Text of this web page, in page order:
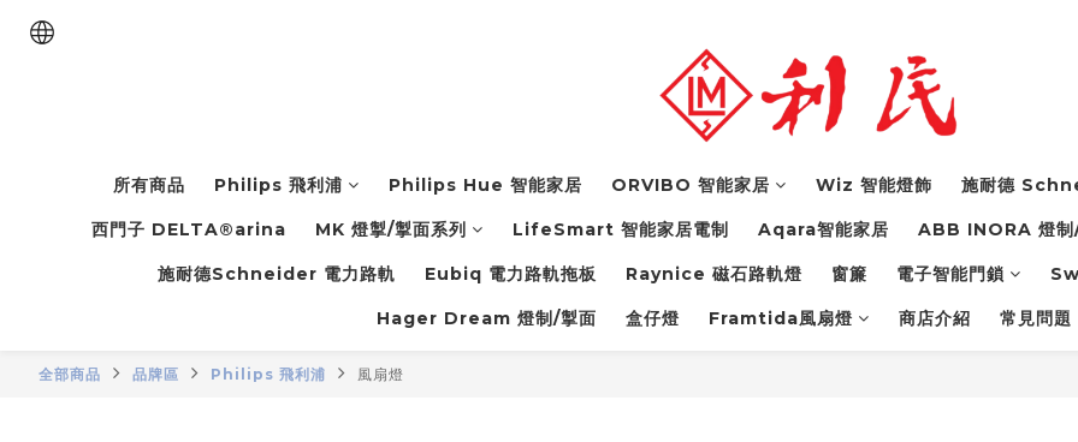
所有商品 Philips 飛利浦 Philips Hue 智能家居 ORVIBO 智能家居 Wiz 智能燈飾 施耐德
西門子 DELTA®arina MK 燈掣/掣面系列 LifeSmart 智能家居電制 Aqara智能家居 ABB INORA 燈制
施耐德Schneider 電力路軌 Eubiq 電力路軌拖板 Raynice 磁石路軌燈 窗簾 電子智能門鎖
Hager Dream 燈制/掣面 盒仔燈 Framtida風扇燈 商店介紹 常見問
全部商品 品牌區 Philips 飛利浦 風扇燈